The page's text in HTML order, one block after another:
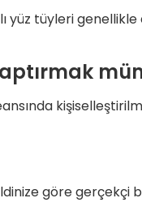
yüz tüyleri
göre gerçekçi